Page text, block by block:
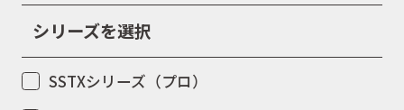
シリーズを選択
SSTXシリーズ（プロ）